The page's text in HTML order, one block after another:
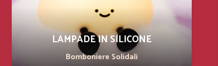
LAMPADE IN SILICONE
Bomboniere Solidali